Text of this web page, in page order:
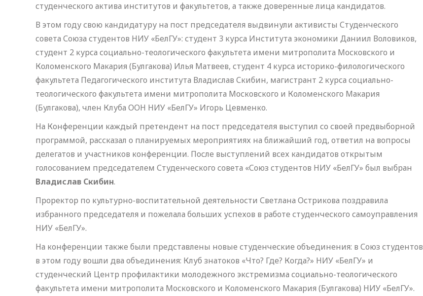
студенческого актива институтов и факультетов, а также доверенные лица кандидатов.
В этом году свою кандидатуру на пост председателя выдвинули активисты Студенческого
совета Союза студентов НИУ «БелГУ»: студент 3 курса Института экономики Даниил Воловиков,
студент 2 курса социально-теологического факультета имени митрополита Московского и
Коломенского Макария (Булгакова) Илья Матвеев, студент 4 курса историко-филологического
факультета Педагогического института Владислав Скибин, магистрант 2 курса социально-
теологического факультета имени митрополита Московского и Коломенского Макария
(Булгакова), член Клуба ООН НИУ «БелГУ» Игорь Цевменко.
На Конференции каждый претендент на пост председателя выступил со своей предвыборной
программой, рассказал о планируемых мероприятиях на ближайший год, ответил на вопросы
делегатов и участников конференции. После выступлений всех кандидатов открытым
голосованием председателем Студенческого совета «Союз студентов НИУ «БелГУ» был выбран
Владислав Скибин.
Проректор по культурно-воспитательной деятельности Светлана Острикова поздравила
избранного председателя и пожелала больших успехов в работе студенческого самоуправления
НИУ «БелГУ».
На конференции также были представлены новые студенческие объединения: в Союз студентов
в этом году вошли два объединения: Клуб знатоков «Что? Где? Когда?» НИУ «БелГУ» и
студенческий Центр профилактики молодежного экстремизма социально-теологического
факультета имени митрополита Московского и Коломенского Макария (Булгакова) НИУ «БелГУ».